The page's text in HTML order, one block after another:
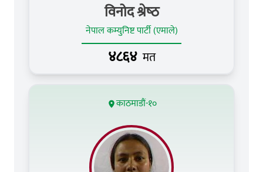
विनोद श्रेष्‍ठ
नेपाल कम्युनिष्ट पार्टी (एमाले)
४८६४ मत
काठमाडौं-१०